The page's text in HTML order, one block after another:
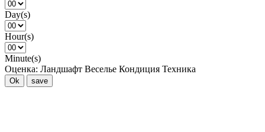
Day(s)
Hour(s)
Minute(s)
Оценка: Ландшафт Веселье Кондиция Техника
Ok save